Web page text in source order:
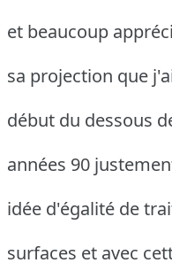
et beaucoup
sa projection que
début du dessous
années 90
idée d'égalité de
surfaces et avec